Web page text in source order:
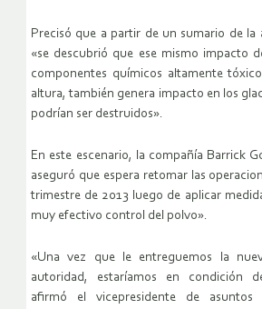
Precisó que a partir de un sumario de la
«se descubrió que ese mismo impacto
componentes químicos altamente
altura, también genera impacto en los
podrían ser destruidos».
En este escenario, la compañía Barrick
aseguró que espera retomar las
trimestre de 2013 luego de aplicar
muy efectivo control del polvo».
«Una vez que le entreguemos la
autoridad, estaríamos en condición
afirmó el vicepresidente de